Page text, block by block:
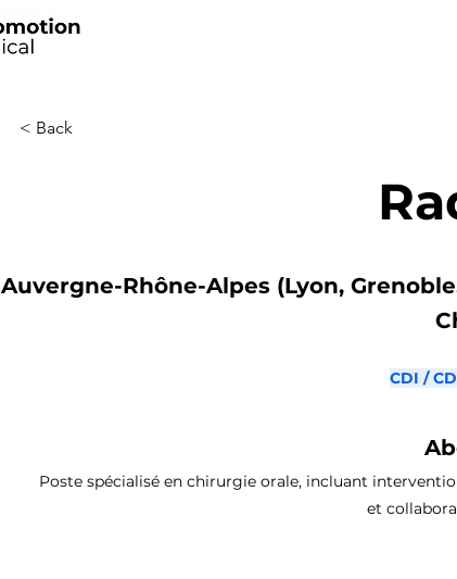
< Back
Auvergne-Rhône-Alpes (Lyon,
CDI /
Poste spécialisé en chirurgie orale, incluant
et